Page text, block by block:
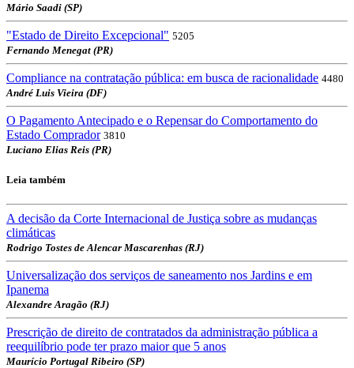
Mário Saadi (SP)
"Estado de Direito Excepcional" 5205
Fernando Menegat (PR)
Compliance na contratação pública: em busca de racionalidade 4480
André Luis Vieira (DF)
O Pagamento Antecipado e o Repensar do Comportamento do
Estado Comprador 3810
Luciano Elias Reis (PR)
Leia também
A decisão da Corte Internacional de Justiça sobre as mudanças
climáticas
Rodrigo Tostes de Alencar Mascarenhas (RJ)
Universalização dos serviços de saneamento nos Jardins e em
Ipanema
Alexandre Aragão (RJ)
Prescrição de direito de contratados da administração pública a
reequilíbrio pode ter prazo maior que 5 anos
Maurício Portugal Ribeiro (SP)